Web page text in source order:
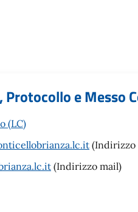
e Messo
(LC)
(Indirizzo
(Indirizzo mail)